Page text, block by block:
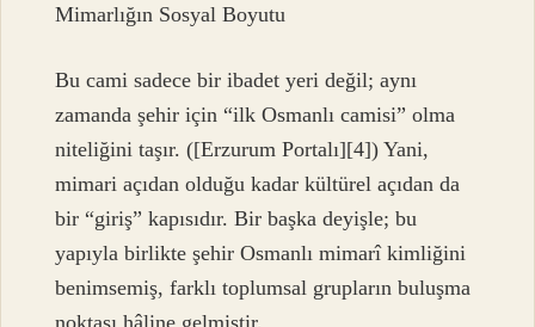
Mimarlığın Sosyal Boyutu
Bu cami sadece bir ibadet yeri değil; aynı
zamanda şehir için “ilk Osmanlı camisi” olma
niteliğini taşır. ([Erzurum Portalı][4]) Yani,
mimari açıdan olduğu kadar kültürel açıdan da
bir “giriş” kapısıdır. Bir başka deyişle; bu
yapıyla birlikte şehir Osmanlı mimarî kimliğini
benimsemiş, farklı toplumsal grupların buluşma